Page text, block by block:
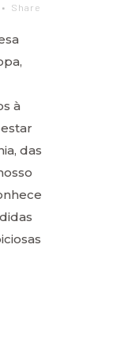
Share
à
das